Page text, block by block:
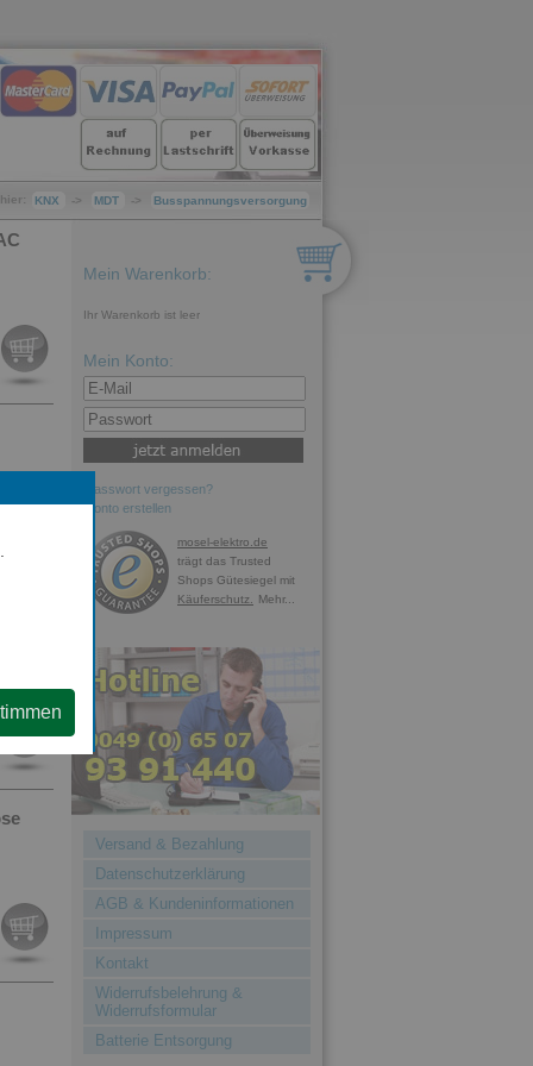
KNX -> MDT -> Busspannungsversorgung
Mein Warenkorb:
Ihr Warenkorb ist leer
Mein Konto:
Passwort vergessen?
Konto erstellen
mosel-elektro.de
trägt das Trusted
Shops Gütesiegel mit
Käuferschutz.
Mehr...
Versand & Bezahlung
Datenschutzerklärung
AGB & Kundeninformationen
Impressum
Kontakt
Widerrufsbelehrung &
Widerrufsformular
Batterie Entsorgung